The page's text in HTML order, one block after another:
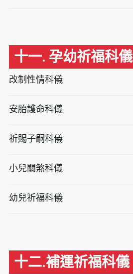
十一. 孕幼祈福科儀
改制性情科儀
安胎護命科儀
祈賜子嗣科儀
小兒關煞科儀
幼兒祈福科儀
十二.補運祈福科儀